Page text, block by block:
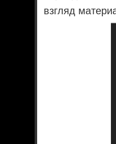
взгляд